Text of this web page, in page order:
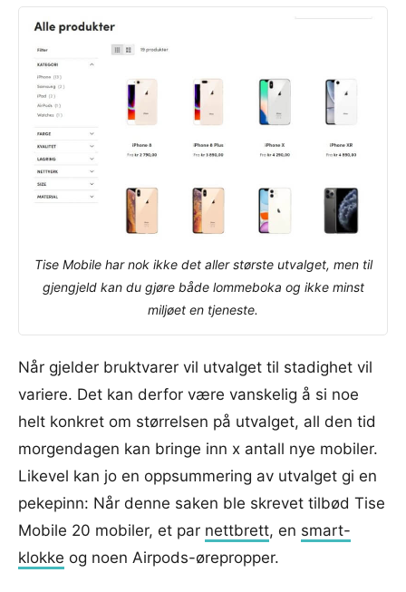
Tise Mobile har nok ikke det aller største utvalget, men til
gjengjeld kan du gjøre både lommeboka og ikke minst
miljøet en tjeneste.
Når gjelder bruktvarer vil utvalget til stadighet vil
variere. Det kan derfor være vanskelig å si noe
helt konkret om størrelsen på utvalget, all den tid
morgendagen kan bringe inn x antall nye mobiler.
Likevel kan jo en oppsummering av utvalget gi en
pekepinn: Når denne saken ble skrevet tilbød Tise
Mobile 20 mobiler, et par nettbrett, en smart-
klokke og noen Airpods-ørepropper.